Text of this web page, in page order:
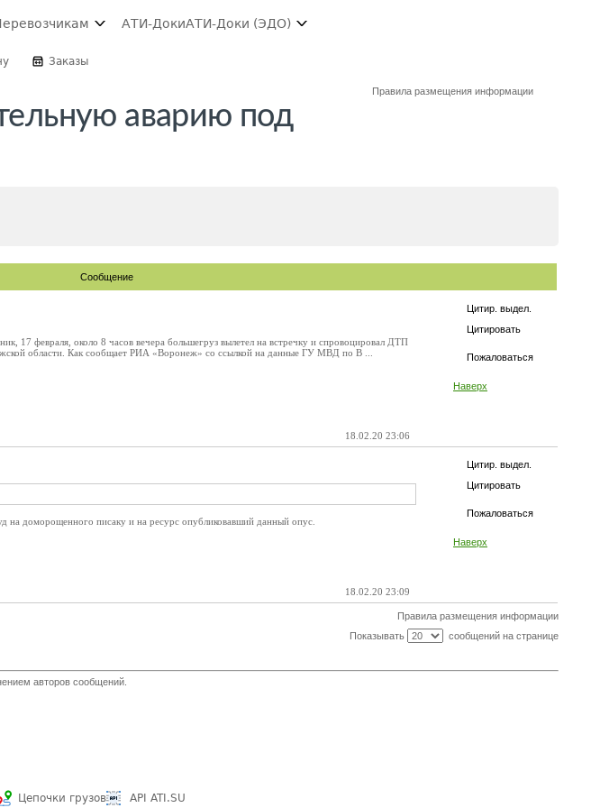
АТИ-ДокиАТИ-Доки (ЭДО)
Заказы
Правила размещения информации
аварию под
Сообщение
Цитир. выдел.
Цитировать
Пожаловаться
Наверх
17 февраля, около 8 часов вечера большегруз вылетел на встречку и спровоцировал ДТП
области. Как сообщает РИА «Воронеж» со ссылкой на данные ГУ МВД по В ...
18.02.20 23:06
Цитир. выдел.
Цитировать
Пожаловаться
Наверх
на доморощенного писаку и на ресурс опубликовавший данный опус.
18.02.20 23:09
Правила размещения информации
Показывать
сообщений на странице
авторов сообщений.
Цепочки грузов API ATI.SU